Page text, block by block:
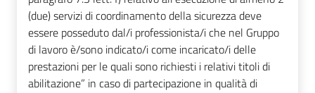
(due) servizi di coordinamento della sicurezza deve
essere posseduto dal/i professionista/i che nel Gruppo
di lavoro è/sono indicato/i come incaricato/i delle
prestazioni per le quali sono richiesti i relativi titoli di
abilitazione” in caso di partecipazione in qualità di